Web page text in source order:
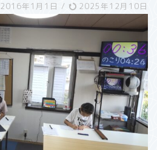
2016年1月1日 / 2025年12月10日